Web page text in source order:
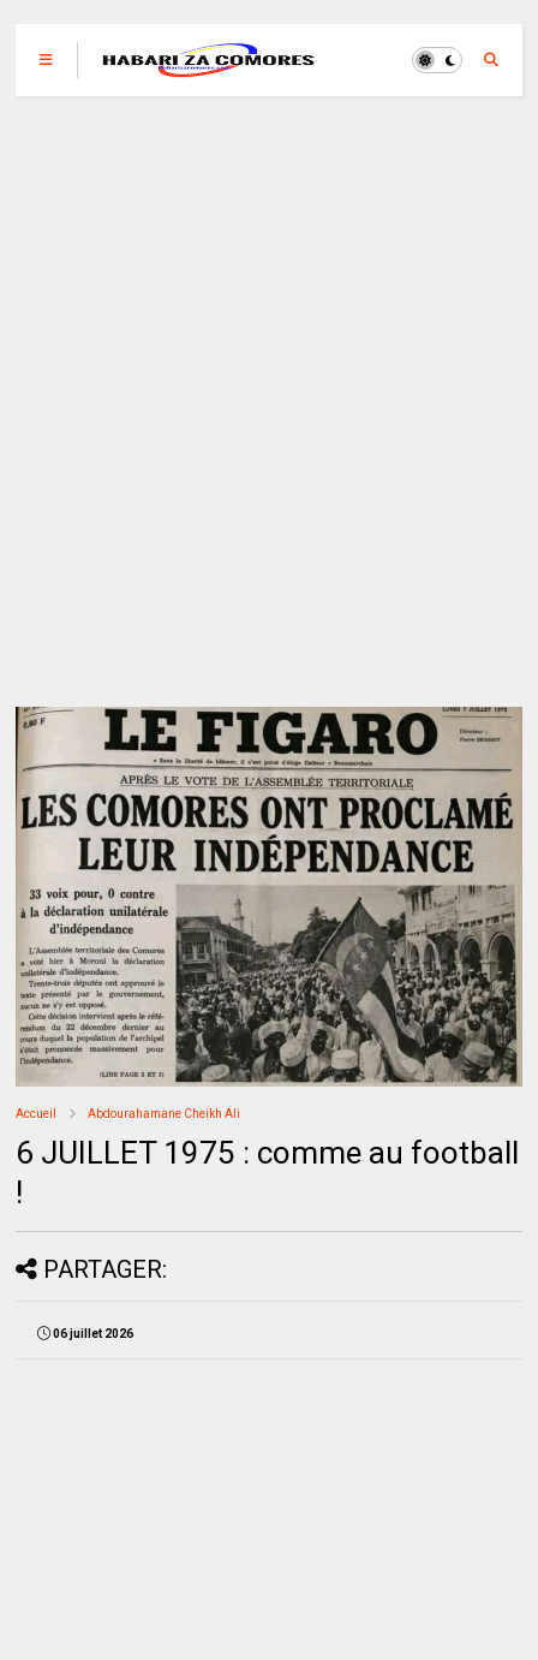
Accueil Abdourahamane Cheikh Ali
6 JUILLET 1975 : comme au football
!
PARTAGER:
06 juillet 2026